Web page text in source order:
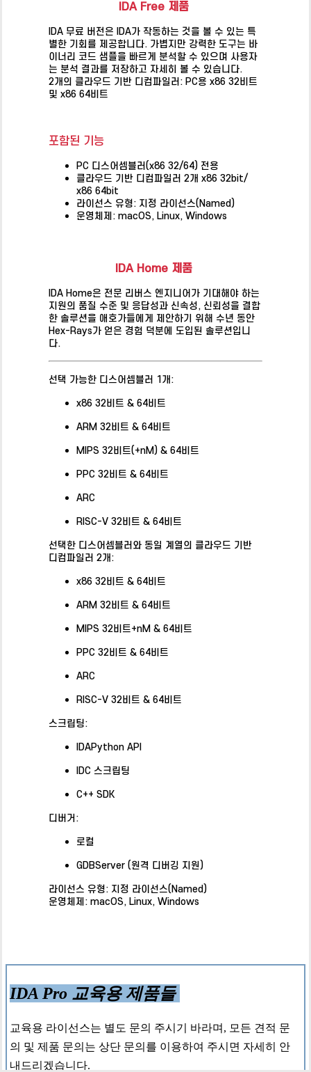
IDA Free 제품
IDA 무료 버전은 IDA가 작동하는 것을 볼 수 있는 특
별한 기회를 제공합니다. 가볍지만 강력한 도구는 바
이너리 코드 샘플을 빠르게 분석할 수 있으며 사용자
는 분석 결과를 저장하고 자세히 볼 수 있습니다.
2개의 클라우드 기반 디컴파일러: PC용 x86 32비트
및 x86 64비트
포함된 기능
PC 디스어셈블러(x86 32/64) 전용
클라우드 기반 디컴파일러 2개 x86 32bit/
x86 64bit
라이선스 유형: 지정 라이선스(Named)
운영체제: macOS, Linux, Windows
IDA Home 제품
IDA Home은 전문 리버스 엔지니어가 기대해야 하는
지원의 품질 수준 및 응답성과 신속성, 신뢰성을 결합
한 솔루션을 애호가들에게 제안하기 위해 수년 동안
Hex-Rays가 얻은 경험 덕분에 도입된 솔루션입니
다.
선택 가능한 디스어셈블러 1개:
x86 32비트 & 64비트
ARM 32비트 & 64비트
MIPS 32비트(+nM) & 64비트
PPC 32비트 & 64비트
ARC
RISC-V 32비트 & 64비트
선택한 디스어셈블러와 동일 계열의 클라우드 기반
디컴파일러 2개:
x86 32비트 & 64비트
ARM 32비트 & 64비트
MIPS 32비트+nM & 64비트
PPC 32비트 & 64비트
ARC
RISC-V 32비트 & 64비트
스크립팅:
IDAPython API
IDC 스크립팅
C++ SDK
디버거:
로컬
GDBServer (원격 디버깅 지원)
라이선스 유형: 지정 라이선스(Named)
운영체제: macOS, Linux, Windows
IDA Pro 교육용 제품들
교육용 라이선스는 별도 문의 주시기 바라며, 모든 견적 문
의 및 제품 문의는 상단 문의를 이용하여 주시면 자세히 안
내드리겠습니다.